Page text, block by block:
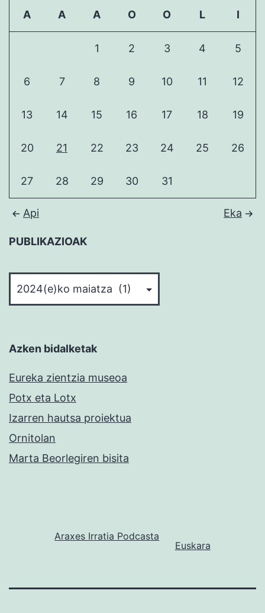
A A A O O L I
1 2 3 4 5
6 7 8 9 10 11 12
13 14 15 16 17 18 19
20 21 22 23 24 25 26
27 28 29 30 31
Api Eka
PUBLIKAZIOAK
Azken bidalketak
Eureka zientzia museoa
Potx eta Lotx
Izarren hautsa proiektua
Ornitolan
Marta Beorlegiren bisita
Araxes Irratia Podcasta
Euskara